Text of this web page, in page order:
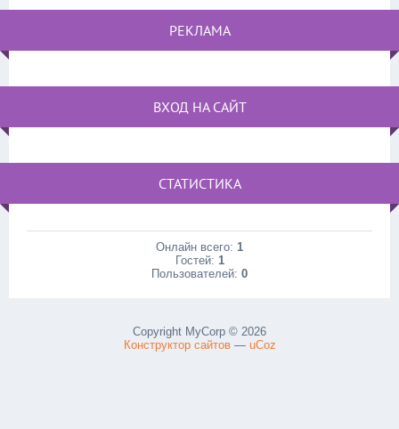
РЕКЛАМА
ВХОД НА САЙТ
СТАТИСТИКА
Онлайн всего: 1
Гостей: 1
Пользователей: 0
Copyright MyCorp © 2026
Конструктор сайтов— uCoz